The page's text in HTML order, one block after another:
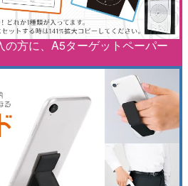
の方に、A5ターゲットペーパー